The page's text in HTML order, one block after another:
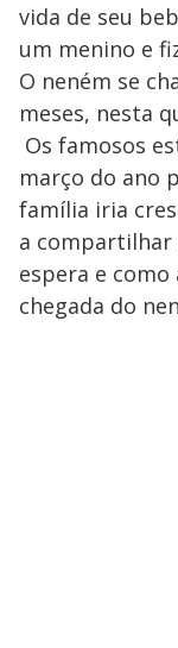
vida de seu
um menino e
O neném se
meses, nesta
Os famosos
março do ano
família iria
a compartilhar
espera e como
chegada do